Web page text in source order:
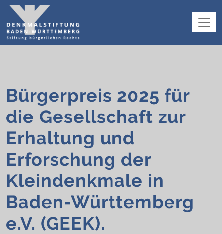
Bürgerpreis 2025 für
die Gesellschaft zur
Erhaltung und
Erforschung der
Kleindenkmale in
Baden-Württemberg
e.V. (GEEK).